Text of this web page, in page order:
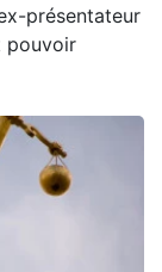
présentateur
pouvoir